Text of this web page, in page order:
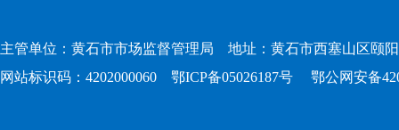
主管单位：黄石市市场监督管理局 地址：黄石市西塞山区颐
网站标识码：4202000060 鄂ICP备05026187号 鄂公网安备